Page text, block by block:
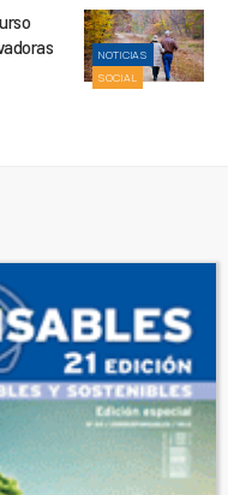
NOTICIAS
SOCIAL